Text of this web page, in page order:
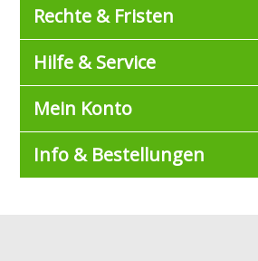
Rechte & Fristen
Hilfe & Service
Mein Konto
Info & Bestellungen